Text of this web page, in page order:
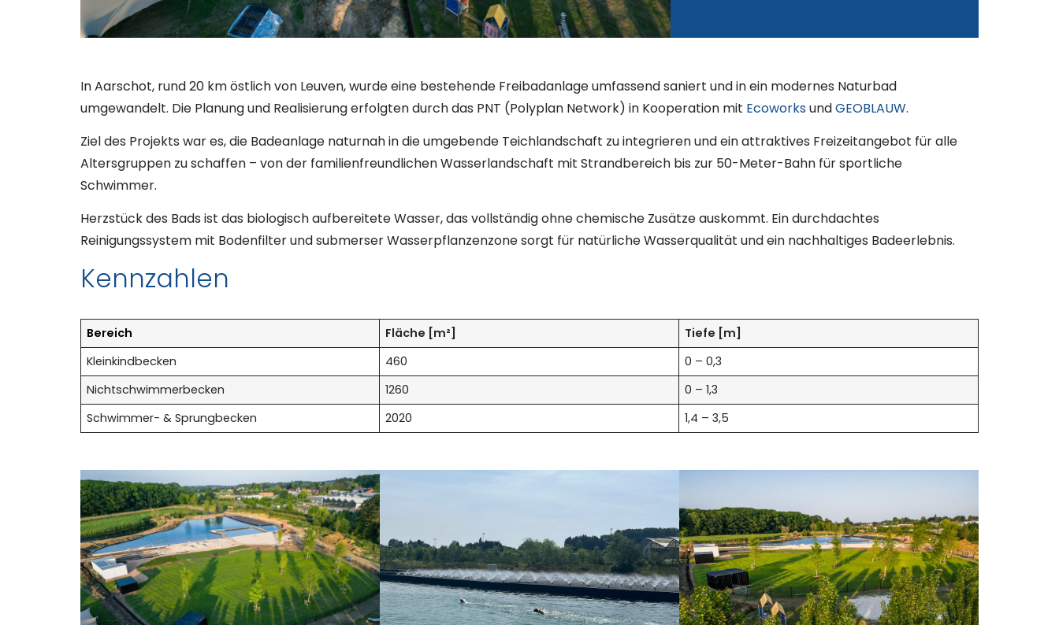
In Aarschot, rund 20 km östlich von Leuven, wurde eine bestehende Freibadanlage umfassend saniert und in ein modernes Naturbad
umgewandelt. Die Planung und Realisierung erfolgten durch das PNT (Polyplan Network) in Kooperation mit EcoworksundGEOBLAUW.
Ziel des Projekts war es, die Badeanlage naturnah in die umgebende Teichlandschaft zu integrieren und ein attraktives Freizeitangebot für alle
Altersgruppen zu schaffen – von der familienfreundlichen Wasserlandschaft mit Strandbereich bis zur 50-Meter-Bahn für sportliche
Schwimmer.
Herzstück des Bads ist das biologisch aufbereitete Wasser, das vollständig ohne chemische Zusätze auskommt. Ein durchdachtes
Reinigungssystem mit Bodenfilter und submerser Wasserpflanzenzone sorgt für natürliche Wasserqualität und ein nachhaltiges Badeerlebnis.
Kennzahlen
Bereich Fläche [m²]
Tiefe [m]
Kleinkindbecken
460
0 – 0,3
Nichtschwimmerbecken
1260
0 – 1,3
Schwimmer- & Sprungbecken
2020 1,4 – 3,5